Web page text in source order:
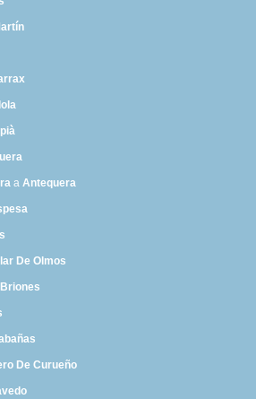
aAntequera
De Olmos
Briones
De Curueño